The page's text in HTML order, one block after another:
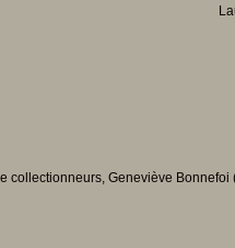
collectionneurs, Geneviève